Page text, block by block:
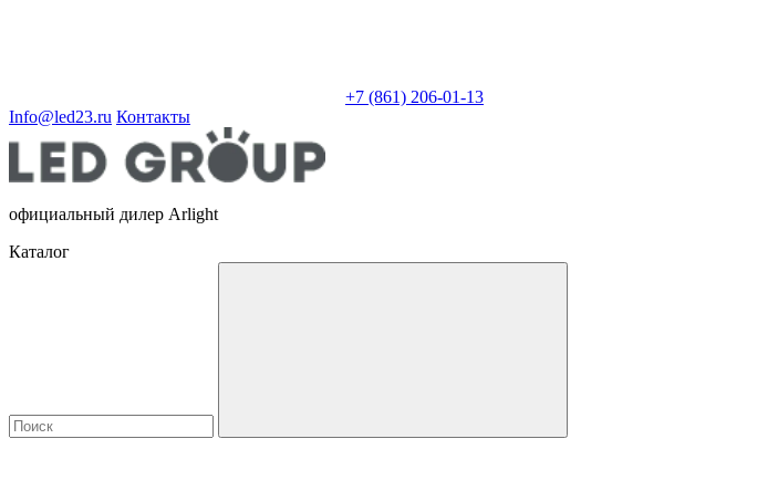
+7 (861) 206-01-13
Info@led23.ru Контакты
официальный дилер Arlight
Каталог